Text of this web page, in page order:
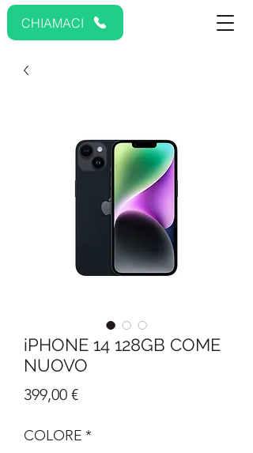
CHIAMACI
iPHONE 14 128GB COME
NUOVO
399,00 €Prezzo
COLORE *